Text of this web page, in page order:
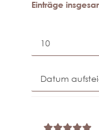
Einträge